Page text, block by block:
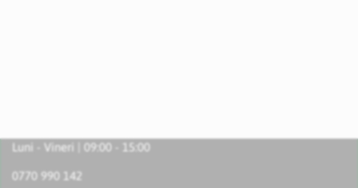
Luni - Vineri | 09:00 - 15:00
0770 990 142